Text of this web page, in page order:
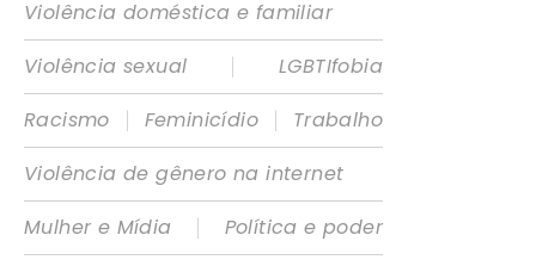
Violência doméstica e familiar
Violência sexual
|
LGBTIfobia
Racismo
| Feminicídio |
Trabalho
Violência de gênero na internet
Mulher e Mídia
|
Política e poder